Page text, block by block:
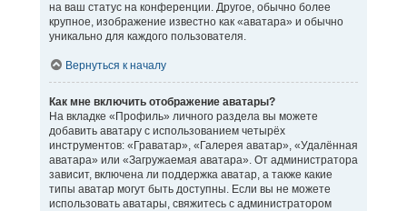
на ваш статус на конференции. Другое, обычно более
крупное, изображение известно как «аватара» и обычно
уникально для каждого пользователя.
Вернуться к началу
Как мне включить отображение аватары?
На вкладке «Профиль» личного раздела вы можете
добавить аватару с использованием четырёх
инструментов: «Граватар», «Галерея аватар», «Удалённая
аватара» или «Загружаемая аватара». От администратора
зависит, включена ли поддержка аватар, а также какие
типы аватар могут быть доступны. Если вы не можете
использовать аватары, свяжитесь с администратором